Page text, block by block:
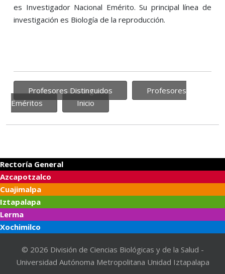
es Investigador Nacional Emérito. Su principal línea de
investigación es Biología de la reproducción.
Profesores Distinguidos
Profesores
Eméritos
Inicio
Rectoría General
Azcapotzalco
Cuajimalpa
Iztapalapa
Lerma
Xochimilco
© 2026 División de Ciencias Biológicas y de la Salud -
Universidad Autónoma Metropolitana Unidad Iztapalapa